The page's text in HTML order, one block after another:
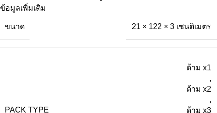
ข้อมูลเพิ่มเติม
ขนาด 21 × 122 × 3 เซนติเมตร
PACK TYPE
ด้าม x1
,
ด้าม x2
,
ด้าม x3